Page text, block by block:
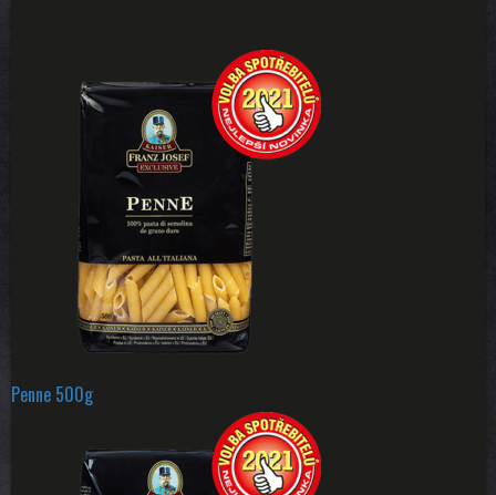
Penne 500g